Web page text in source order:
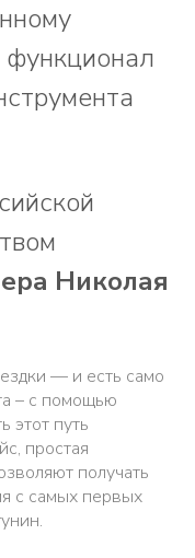
Николая
— и есть само
– с помощью
этот путь
простая
получать
с самых первых